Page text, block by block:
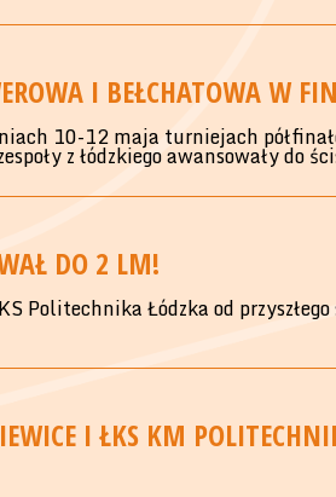
I BEŁCHATOWA W
10-12 maja turniejach
z łódzkiego awansowały do
DO 2 LM!
Politechnika Łódzka od
I ŁKS KM